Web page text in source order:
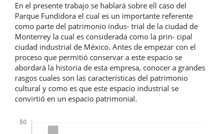
En el presente trabajo se hablará sobre ell caso del
Parque Fundidora el cual es un importante referente
como parte del patrimonio indus- trial de la ciudad de
Monterrey la cual es considerada como la prin- cipal
ciudad industrial de México. Antes de empezar con el
proceso que permitió conservar a este espacio se
abordará la historia de esta empresa, conocer a grandes
rasgos cuales son las características del patrimonio
cultural y como es que este espacio industrial se
convirtió en un espacio patrimonial.